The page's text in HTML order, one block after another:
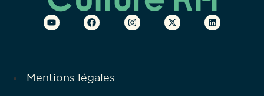
Mentions légales